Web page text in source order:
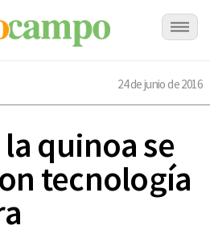
24 de junio de 2016
la quinoa se
tecnología